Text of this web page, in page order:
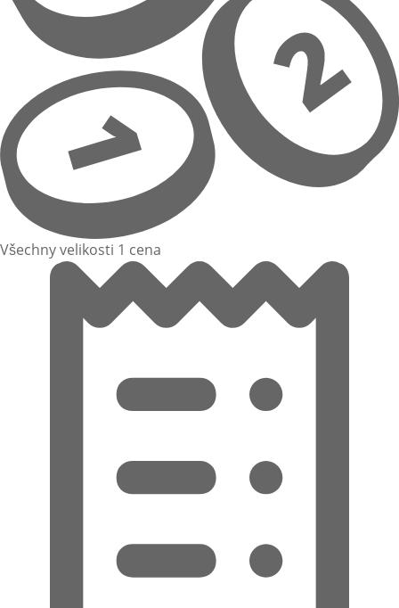
Všechny velikosti 1 cena